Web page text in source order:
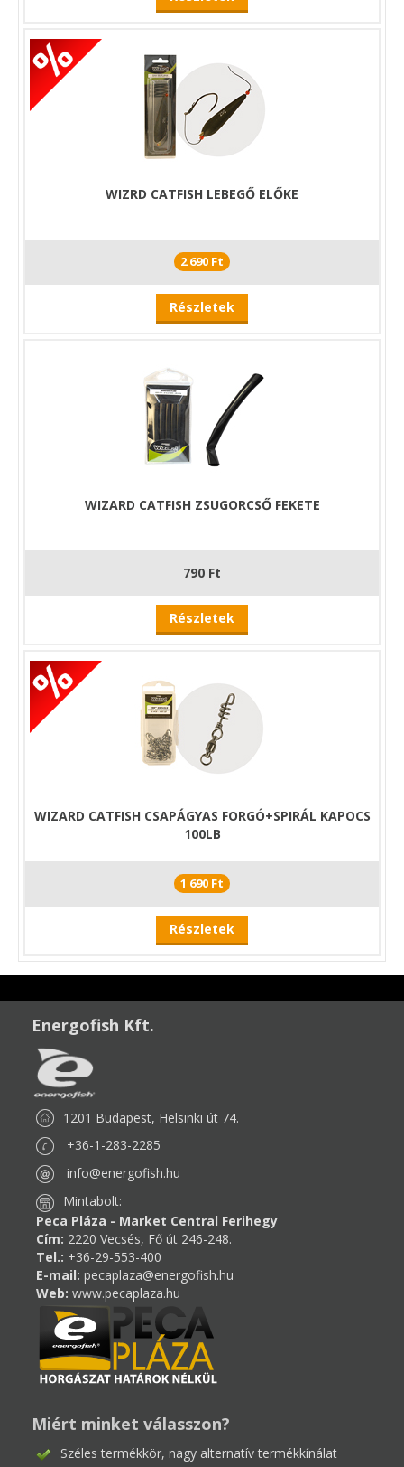
WIZRD CATFISH LEBEGŐ ELŐKE
2 690 Ft
Részletek
WIZARD CATFISH ZSUGORCSŐ FEKETE
790 Ft
Részletek
WIZARD CATFISH CSAPÁGYAS FORGÓ+SPIRÁL KAPOCS
100LB
1 690 Ft
Részletek
Energofish Kft.
1201 Budapest, Helsinki út 74.
+36-1-283-2285
info@energofish.hu
Mintabolt:
Peca Pláza - Market Central Ferihegy
Cím: 2220 Vecsés, Fő út 246-248.
Tel.: +36-29-553-400
E-mail: pecaplaza@energofish.hu
Web: www.pecaplaza.hu
Miért minket válasszon?
Széles termékkör, nagy alternatív termékkínálat